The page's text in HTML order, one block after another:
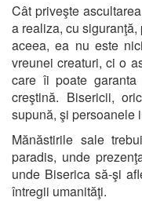
Cât priveşte
a realiza, cu
aceea, ea nu este
vreunei creaturi, ci o
care îi poate
creştină. Bisericii,
supună, şi persoanele
Mănăstirile sale
paradis, unde
unde Biserica să-şi
întregii umanităţi.